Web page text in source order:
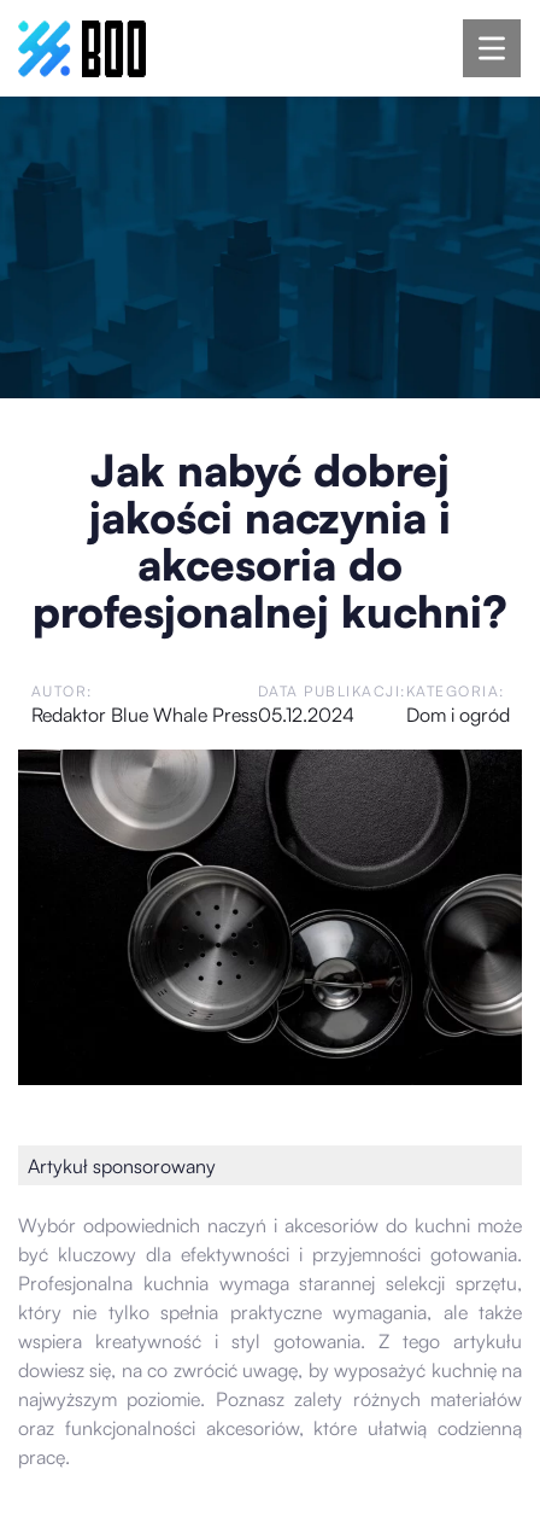
Jak nabyć dobrej
jakości naczynia i
akcesoria do
profesjonalnej kuchni?
AUTOR:
Redaktor Blue Whale Press
DATA PUBLIKACJI:
05.12.2024
KATEGORIA:
Dom i ogród
Artykuł sponsorowany
Wybór odpowiednich naczyń i akcesoriów do kuchni może
być kluczowy dla efektywności i przyjemności gotowania.
Profesjonalna kuchnia wymaga starannej selekcji sprzętu,
który nie tylko spełnia praktyczne wymagania, ale także
wspiera kreatywność i styl gotowania. Z tego artykułu
dowiesz się, na co zwrócić uwagę, by wyposażyć kuchnię na
najwyższym poziomie. Poznasz zalety różnych materiałów
oraz funkcjonalności akcesoriów, które ułatwią codzienną
pracę.